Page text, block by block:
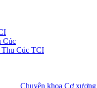
Cúc
Thu Cúc TCI
Chuyên khoa Cơ